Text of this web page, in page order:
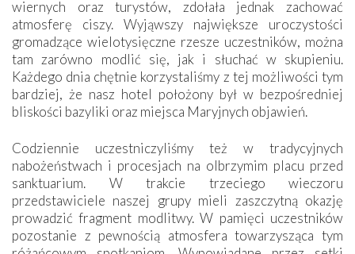
wiernych oraz turystów, zdołała jednak zachować
atmosferę ciszy. Wyjąwszy największe uroczystości
gromadzące wielotysięczne rzesze uczestników, można
tam zarówno modlić się, jak i słuchać w skupieniu.
Każdego dnia chętnie korzystaliśmy z tej możliwości tym
bardziej, że nasz hotel położony był w bezpośredniej
bliskości bazyliki oraz miejsca Maryjnych objawień.
Codziennie uczestniczyliśmy też w tradycyjnych
nabożeństwach i procesjach na olbrzymim placu przed
sanktuarium. W trakcie trzeciego wieczoru
przedstawiciele naszej grupy mieli zaszczytną okazję
prowadzić fragment modlitwy. W pamięci uczestników
pozostanie z pewnością atmosfera towarzysząca tym